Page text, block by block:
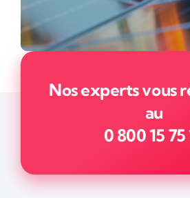
Nos experts vous
au
0 800 15 75